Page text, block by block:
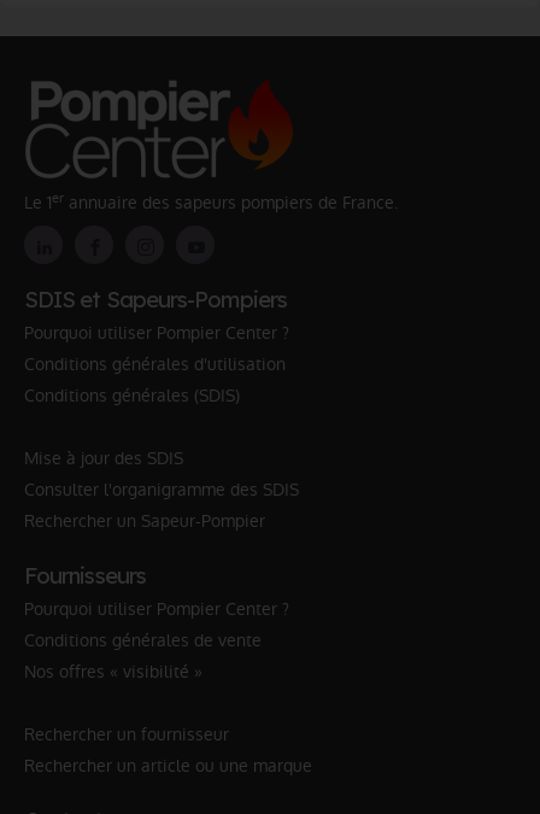
Le 1er annuaire des sapeurs pompiers de France.
SDIS et Sapeurs-Pompiers
Pourquoi utiliser Pompier Center ?
Conditions générales d'utilisation
Conditions générales (SDIS)
Mise à jour des SDIS
Consulter l'organigramme des SDIS
Rechercher un Sapeur-Pompier
Fournisseurs
Pourquoi utiliser Pompier Center ?
Conditions générales de vente
Nos offres « visibilité »
Rechercher un fournisseur
Rechercher un article ou une marque